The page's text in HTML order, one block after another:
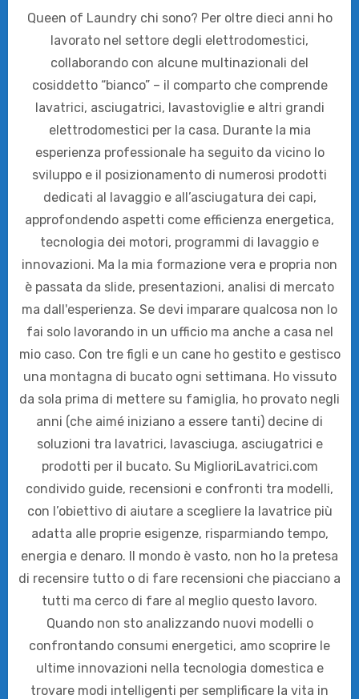
Queen of Laundry chi sono? Per oltre dieci anni ho
lavorato nel settore degli elettrodomestici,
collaborando con alcune multinazionali del
cosiddetto “bianco” – il comparto che comprende
lavatrici, asciugatrici, lavastoviglie e altri grandi
elettrodomestici per la casa. Durante la mia
esperienza professionale ha seguito da vicino lo
sviluppo e il posizionamento di numerosi prodotti
dedicati al lavaggio e all’asciugatura dei capi,
approfondendo aspetti come efficienza energetica,
tecnologia dei motori, programmi di lavaggio e
innovazioni. Ma la mia formazione vera e propria non
è passata da slide, presentazioni, analisi di mercato
ma dall'esperienza. Se devi imparare qualcosa non lo
fai solo lavorando in un ufficio ma anche a casa nel
mio caso. Con tre figli e un cane ho gestito e gestisco
una montagna di bucato ogni settimana. Ho vissuto
da sola prima di mettere su famiglia, ho provato negli
anni (che aimé iniziano a essere tanti) decine di
soluzioni tra lavatrici, lavasciuga, asciugatrici e
prodotti per il bucato. Su MiglioriLavatrici.com
condivido guide, recensioni e confronti tra modelli,
con l’obiettivo di aiutare a scegliere la lavatrice più
adatta alle proprie esigenze, risparmiando tempo,
energia e denaro. Il mondo è vasto, non ho la pretesa
di recensire tutto o di fare recensioni che piacciano a
tutti ma cerco di fare al meglio questo lavoro.
Quando non sto analizzando nuovi modelli o
confrontando consumi energetici, amo scoprire le
ultime innovazioni nella tecnologia domestica e
trovare modi intelligenti per semplificare la vita in